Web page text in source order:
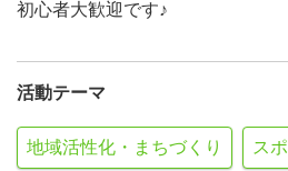
初心者大歓迎です♪
活動テーマ
地域活性化・まちづくり ス